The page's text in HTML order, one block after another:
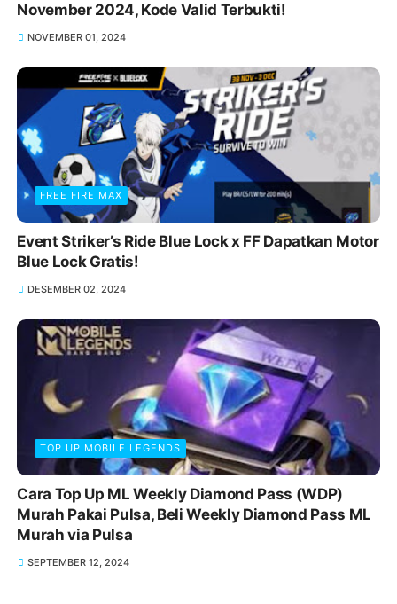
November 2024, Kode Valid Terbukti!
NOVEMBER 01, 2024
FREE FIRE MAX
Event Striker’s Ride Blue Lock x FF Dapatkan Motor
Blue Lock Gratis!
DESEMBER 02, 2024
TOP UP MOBILE LEGENDS
Cara Top Up ML Weekly Diamond Pass (WDP)
Murah Pakai Pulsa, Beli Weekly Diamond Pass ML
Murah via Pulsa
SEPTEMBER 12, 2024